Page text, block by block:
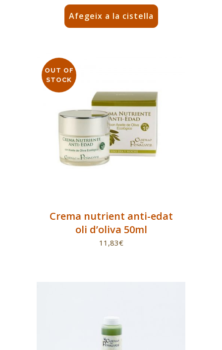
Afegeix a la cistella
Crema nutrient anti-edat
oli d’oliva 50ml
11,83€
OUT OF
STOCK